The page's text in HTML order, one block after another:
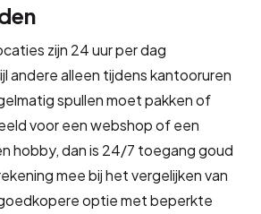
zijn 24 uur per dag
andere alleen tijdens kantooruren
spullen moet pakken of
voor een webshop of een
hobby, dan is 24/7 toegang goud
mee bij het vergelijken van
optie met beperkte